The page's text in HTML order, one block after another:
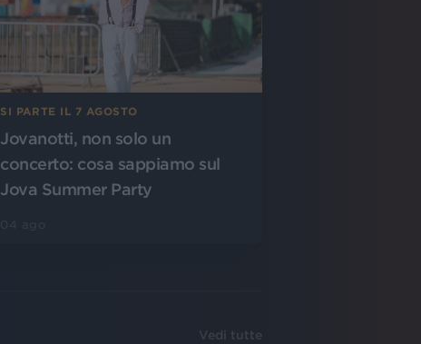
SI PARTE IL 7 AGOSTO
Jovanotti, non solo un
concerto: cosa sappiamo sul
Jova Summer Party
Vedi tutte